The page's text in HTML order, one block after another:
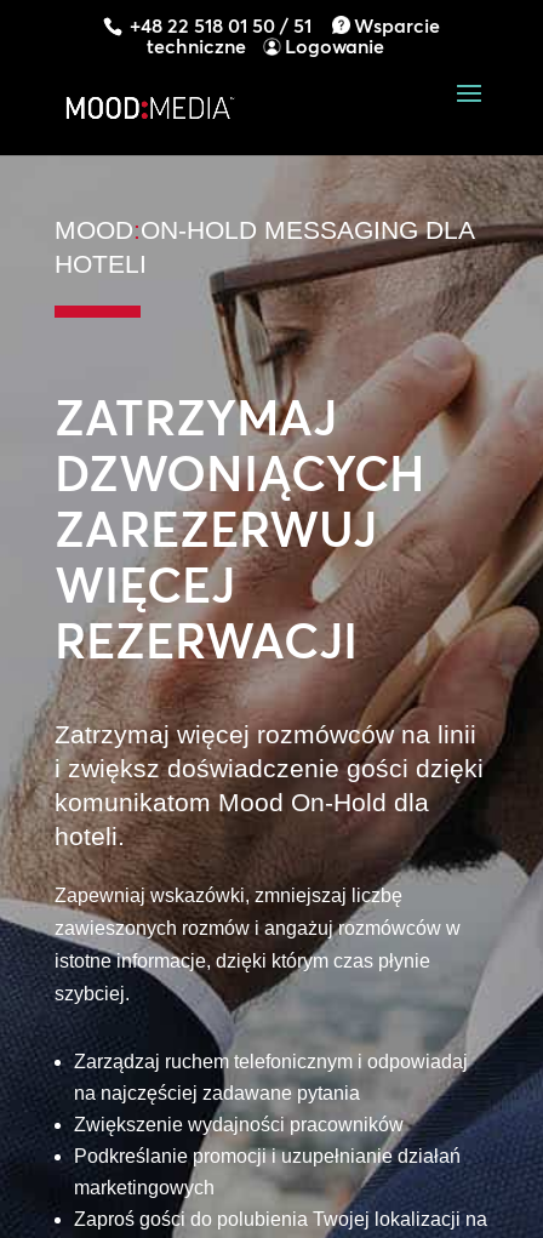
+48 22 518 01 50 / 51
Wsparcie
techniczne
Logowanie
MOOD:ON-HOLD MESSAGING DLA
HOTELI
ZATRZYMAJ
DZWONIĄCYCH
ZAREZERWUJ
WIĘCEJ
REZERWACJI
Zatrzymaj więcej rozmówców na linii
i zwiększ doświadczenie gości dzięki
komunikatom Mood On-Hold dla
hoteli.
Zapewniaj wskazówki, zmniejszaj liczbę
zawieszonych rozmów i angażuj rozmówców w
istotne informacje, dzięki którym czas płynie
szybciej.
Zarządzaj ruchem telefonicznym i odpowiadaj
na najczęściej zadawane pytania
Zwiększenie wydajności pracowników
Podkreślanie promocji i uzupełnianie działań
marketingowych
Zaproś gości do polubienia Twojej lokalizacji na